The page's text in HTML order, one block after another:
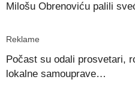
Milošu Obrenoviću palili
Reklame
Počast su odali prosvetari,
lokalne samouprave…